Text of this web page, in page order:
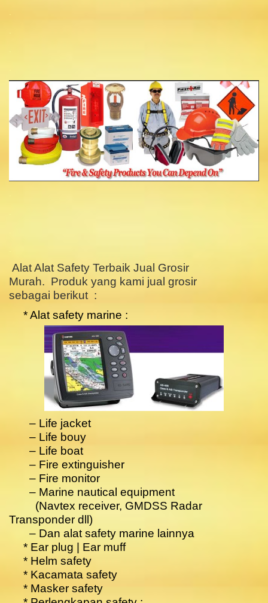
Alat Alat Safety Terbaik Jual Grosir
Murah. Produk yang kami jual grosir
sebagai berikut :
* Alat safety marine :
– Life jacket
– Life bouy
– Life boat
– Fire extinguisher
– Fire monitor
– Marine nautical equipment
(Navtex receiver, GMDSS Radar
Transponder dll)
– Dan alat safety marine lainnya
* Ear plug | Ear muff
* Helm safety
* Kacamata safety
* Masker safety